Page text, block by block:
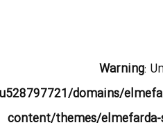
Warning:
domains/
content/themes/